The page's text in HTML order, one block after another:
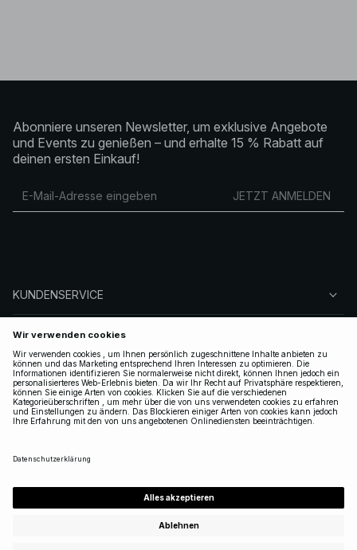
Abonniere unseren Newsletter, um exklusive Angebote
und Events zu genießen – und erhalte 15 % Rabatt auf
deinen ersten Einkauf!
JETZT ANMELDEN
KUNDENSERVICE
ÜBER NA-KD
FOLGEN SIE UNS
LEGAL